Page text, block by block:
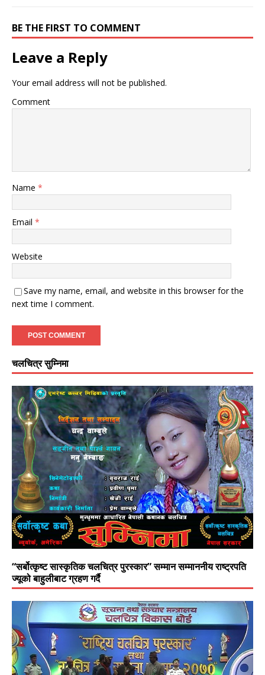
BE THE FIRST TO COMMENT
Leave a Reply
Your email address will not be published.
Comment
Name *
Email *
Website
Save my name, email, and website in this browser for the
next time I comment.
चलचित्र सुम्निमा
“सर्बोत्कृष्ट सास्कृतिक चलचित्र पुरस्कार” सम्मान सम्माननीय राष्ट्रपति
ज्यूको बाहुलीबाट ग्रहण गर्दै